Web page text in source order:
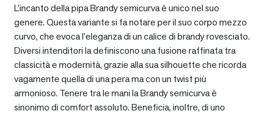
L’incanto della pipa Brandy semicurva è unico nel suo
genere. Questa variante si fa notare per il suo corpo mezzo
curvo, che evoca l’eleganza di un calice di brandy rovesciato.
Diversi intenditori la definiscono una fusione raffinata tra
classicità e modernità, grazie alla sua silhouette che ricorda
vagamente quella di una pera ma con un twist più
armonioso. Tenere tra le mani la Brandy semicurva è
sinonimo di comfort assoluto. Beneficia, inoltre, di uno